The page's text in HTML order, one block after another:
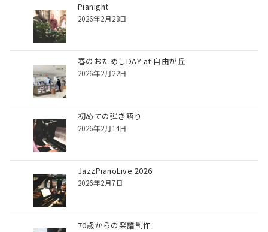
Pianight
2026年2月28日
春のおためしDAY at 自由が丘
2026年2月22日
初めての弾き語り
2026年2月14日
JazzPianoLive 2026
2026年2月7日
70歳からの楽譜制作